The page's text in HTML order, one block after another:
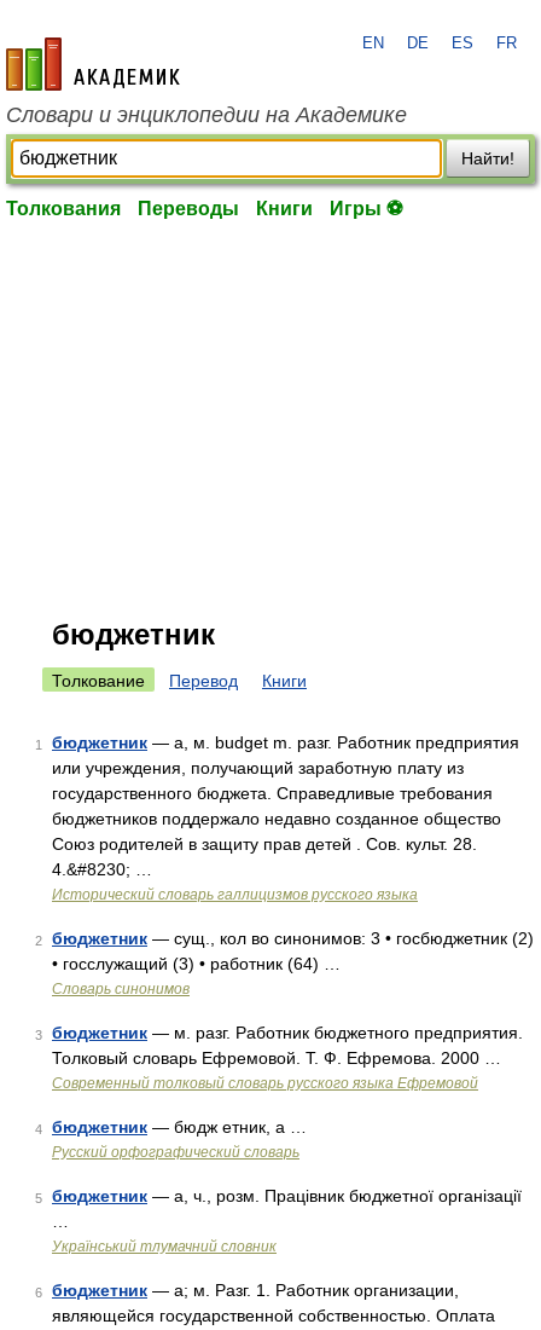
academic.ru
EN DE ES FR
Словари и энциклопедии на Академике
Найти!
Толкования Переводы Книги Игры ⚽
бюджетник
Толкование Перевод Книги
1 бюджетник — а, м. budget m. разг. Работник предприятия
или учреждения, получающий заработную плату из
государственного бюджета. Справедливые требования
бюджетников поддержало недавно созданное общество
Союз родителей в защиту прав детей . Сов. культ. 28.
4.&#8230; …
Исторический словарь галлицизмов русского языка
2 бюджетник — сущ., кол во синонимов: 3 • госбюджетник (2)
• госслужащий (3) • работник (64) …
Словарь синонимов
3 бюджетник — м. разг. Работник бюджетного предприятия.
Толковый словарь Ефремовой. Т. Ф. Ефремова. 2000 …
Современный толковый словарь русского языка Ефремовой
4 бюджетник — бюдж етник, а …
Русский орфографический словарь
5 бюджетник — а, ч., розм. Працівник бюджетної організації
Український тлумачний словник
6 бюджетник — а; м. Разг. 1. Работник организации,
являющейся государственной собственностью. Оплата